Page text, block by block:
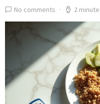
No comments 2